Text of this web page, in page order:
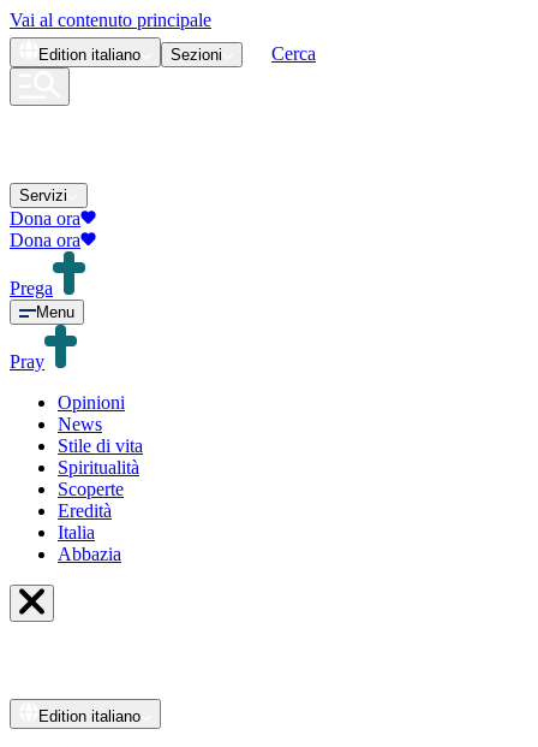
Vai al contenuto principale
Edition italiano Sezioni Cerca
Servizi
Dona ora
Dona ora
Prega
Menu
Pray
Opinioni
News
Stile di vita
Spiritualità
Scoperte
Eredità
Italia
Abbazia
Edition italiano